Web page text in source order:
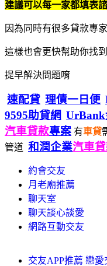
建議可以每一家都填表
因為同時有很多貸款專
這樣也會更快幫助你找
提早解決問題唷
速配貸 理債一日便
9595助貸網 UrBank
汽車貸款專案 有車貸
管道 和潤企業汽車
約會交友
月老廟推薦
聊天室
聊天談心談愛
網路互動交友
交友APP推薦 戀